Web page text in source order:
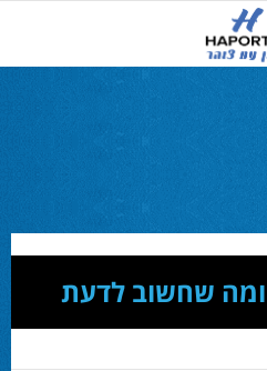
שחשוב לדעת